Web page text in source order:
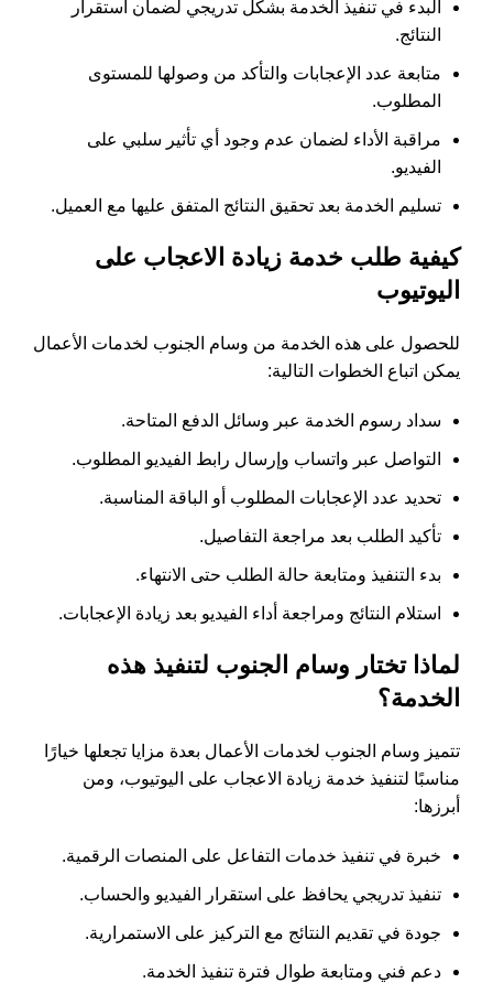
البدء في تنفيذ الخدمة بشكل تدريجي لضمان استقرار
النتائج.
متابعة عدد الإعجابات والتأكد من وصولها للمستوى
المطلوب.
مراقبة الأداء لضمان عدم وجود أي تأثير سلبي على
الفيديو.
تسليم الخدمة بعد تحقيق النتائج المتفق عليها مع العميل.
كيفية طلب خدمة زيادة الاعجاب على
اليوتيوب
للحصول على هذه الخدمة من وسام الجنوب لخدمات الأعمال
يمكن اتباع الخطوات التالية:
سداد رسوم الخدمة عبر وسائل الدفع المتاحة.
التواصل عبر واتساب وإرسال رابط الفيديو المطلوب.
تحديد عدد الإعجابات المطلوب أو الباقة المناسبة.
تأكيد الطلب بعد مراجعة التفاصيل.
بدء التنفيذ ومتابعة حالة الطلب حتى الانتهاء.
استلام النتائج ومراجعة أداء الفيديو بعد زيادة الإعجابات.
لماذا تختار وسام الجنوب لتنفيذ هذه
الخدمة؟
تتميز وسام الجنوب لخدمات الأعمال بعدة مزايا تجعلها خيارًا
مناسبًا لتنفيذ خدمة زيادة الاعجاب على اليوتيوب، ومن
أبرزها:
خبرة في تنفيذ خدمات التفاعل على المنصات الرقمية.
تنفيذ تدريجي يحافظ على استقرار الفيديو والحساب.
جودة في تقديم النتائج مع التركيز على الاستمرارية.
دعم فني ومتابعة طوال فترة تنفيذ الخدمة.